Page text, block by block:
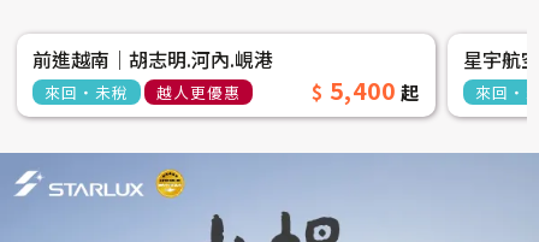
前進越南│胡志明.河內.峴港
來回‧未稅 越人更優惠 5,400
星宇航
來回‧